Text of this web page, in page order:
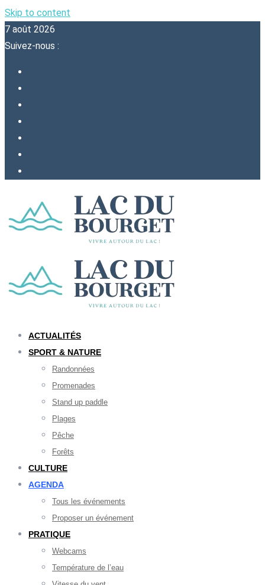
Skip to content
7 août 2026
Suivez-nous :
ACTUALITÉS
SPORT & NATURE
Randonnées
Promenades
Stand up paddle
Plages
Pêche
Forêts
CULTURE
AGENDA
Tous les événements
Proposer un événement
PRATIQUE
Webcams
Température de l’eau